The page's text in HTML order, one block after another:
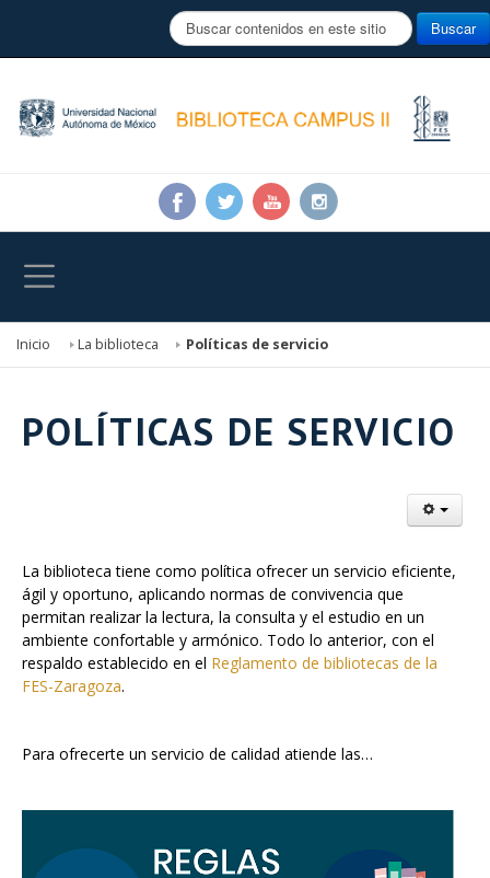
B
u
a
Buscar
Inicio La biblioteca Políticas de servicio
POLÍTICAS DE SERVICIO
La biblioteca tiene como política ofrecer un servicio eficiente,
ágil y oportuno, aplicando normas de convivencia que
permitan realizar la lectura, la consulta y el estudio en un
ambiente confortable y armónico. Todo lo anterior, con el
respaldo establecido en el Reglamento de bibliotecas de la
FES-Zaragoza.
Para ofrecerte un servicio de calidad atiende las…